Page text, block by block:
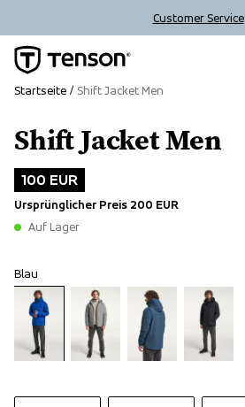
Customer Service
Shift Jacket Men
100 EUR
Ursprünglicher Preis 200 EUR
Auf Lager
Blau
Startseite Shift Jacket Men
Outlet